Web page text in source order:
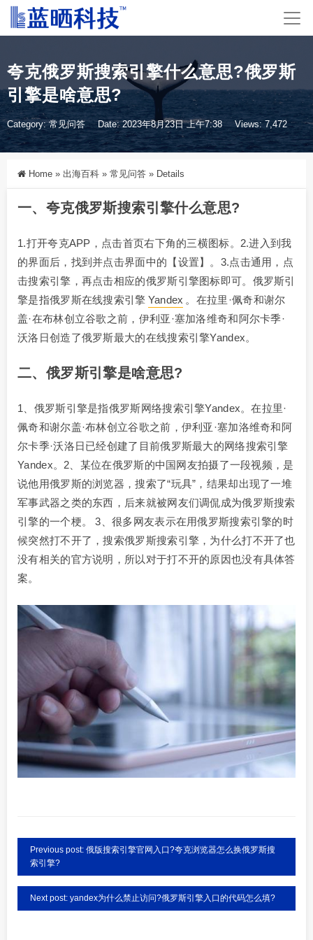
夸克俄罗斯搜索引擎什么意思?俄罗斯
引擎是啥意思?
Category:常见问答 Date: 2023年8月23日 上午7:38 Views: 7,472
Home » 出海百科 » 常见问答 » Details
一、夸克俄罗斯搜索引擎什么意思?
1.打开夸克APP，点击首页右下角的三横图标。2.进入到我
的界面后，找到并点击界面中的【设置】。3.点击通用，点
击搜索引擎，再点击相应的俄罗斯引擎图标即可。俄罗斯引
擎是指俄罗斯在线搜索引擎 Yandex 。在拉里·佩奇和谢尔
盖·在布林创立谷歌之前，伊利亚·塞加洛维奇和阿尔卡季·
沃洛日创造了俄罗斯最大的在线搜索引擎Yandex。
二、俄罗斯引擎是啥意思?
1、俄罗斯引擎是指俄罗斯网络搜索引擎Yandex。在拉里·
佩奇和谢尔盖·布林创立谷歌之前，伊利亚·塞加洛维奇和阿
尔卡季·沃洛日已经创建了目前俄罗斯最大的网络搜索引擎
Yandex。2、某位在俄罗斯的中国网友拍摄了一段视频，是
说他用俄罗斯的浏览器，搜索了“玩具”，结果却出现了一堆
军事武器之类的东西，后来就被网友们调侃成为俄罗斯搜索
引擎的一个梗。 3、很多网友表示在用俄罗斯搜索引擎的时
候突然打不开了，搜索俄罗斯搜索引擎，为什么打不开了也
没有相关的官方说明，所以对于打不开的原因也没有具体答
案。
Previous post: 俄版搜索引擎官网入口?夸克浏览器怎么换俄罗斯搜
索引擎?
Next post: yandex为什么禁止访问?俄罗斯引擎入口的代码怎么填?